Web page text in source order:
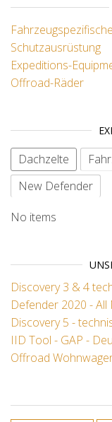
Schutzausrüstung
Expeditions-
Offroad-Räder
Dachzelte
New Defender
No items
Discovery 3 & 4
Defender 2020 -
Discovery 5 -
IID Tool - GAP -
Offroad